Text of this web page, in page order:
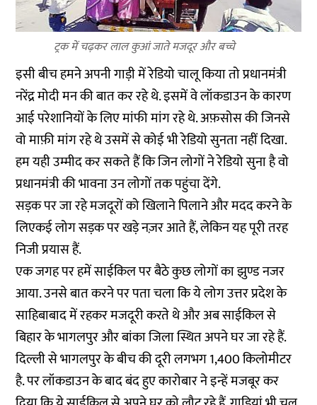
ट्रक में चढ़कर लाल कुआं जाते मजदूर और बच्चे
इसी बीच हमने अपनी गाड़ी में रेडियो चालू किया तो प्रधानमंत्री
नरेंद्र मोदी मन की बात कर रहे थे. इसमें वे लॉकडाउन के कारण
आई परेशानियों के लिए मांफी मांग रहे थे. अफ़सोस की जिनसे
वो माफ़ी मांग रहे थे उसमें से कोई भी रेडियो सुनता नहीं दिखा.
हम यही उम्मीद कर सकते हैं कि जिन लोगों ने रेडियो सुना है वो
प्रधानमंत्री की भावना उन लोगों तक पहुंचा देंगे.
सड़क पर जा रहे मजदूरों को खिलाने पिलाने और मदद करने के
लिएकई लोग सड़क पर खड़े नज़र आते हैं, लेकिन यह पूरी तरह
निजी प्रयास हैं.
एक जगह पर हमें साईकिल पर बैठे कुछ लोगों का झुण्ड नजर
आया. उनसे बात करने पर पता चला कि ये लोग उत्तर प्रदेश के
साहिबाबाद में रहकर मजदूरी करते थे और अब साईकिल से
बिहार के भागलपुर और बांका जिला स्थित अपने घर जा रहे हैं.
दिल्ली से भागलपुर के बीच की दूरी लगभग 1,400 किलोमीटर
है. पर लॉकडाउन के बाद बंद हुए कारोबार ने इन्हें मजबूर कर